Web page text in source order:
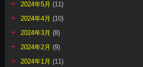
2024年5月 (11)
2024年4月 (10)
2024年3月 (8)
2024年2月 (9)
2024年1月 (11)